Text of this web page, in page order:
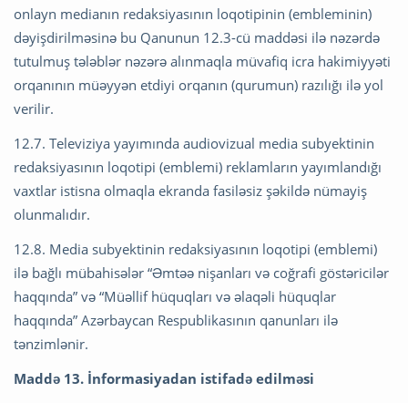
onlayn medianın redaksiyasının loqotipinin (embleminin)
dəyişdirilməsinə bu Qanunun 12.3-cü maddəsi ilə nəzərdə
tutulmuş tələblər nəzərə alınmaqla müvafiq icra hakimiyyəti
orqanının müəyyən etdiyi orqanın (qurumun) razılığı ilə yol
verilir.
12.7. Televiziya yayımında audiovizual media subyektinin
redaksiyasının loqotipi (emblemi) reklamların yayımlandığı
vaxtlar istisna olmaqla ekranda fasiləsiz şəkildə nümayiş
olunmalıdır.
12.8. Media subyektinin redaksiyasının loqotipi (emblemi)
ilə bağlı mübahisələr “Əmtəə nişanları və coğrafi göstəricilər
haqqında” və “Müəllif hüquqları və əlaqəli hüquqlar
haqqında” Azərbaycan Respublikasının qanunları ilə
tənzimlənir.
Maddə 13. İnformasiyadan istifadə edilməsi